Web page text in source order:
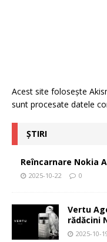
Acest site folosește
sunt procesate datele
ȘTIRI
Reîncarnare Nokia
2025-10-22 0
Vertu
rădăcini
2025-10-